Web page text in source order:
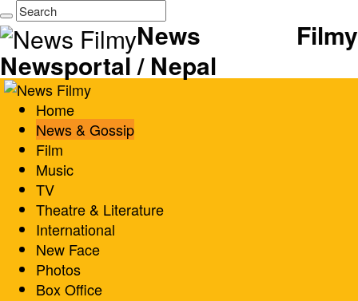
News Filmy
Newsportal / Nepal
Home
News & Gossip
Film
Music
TV
Theatre & Literature
International
New Face
Photos
Box Office